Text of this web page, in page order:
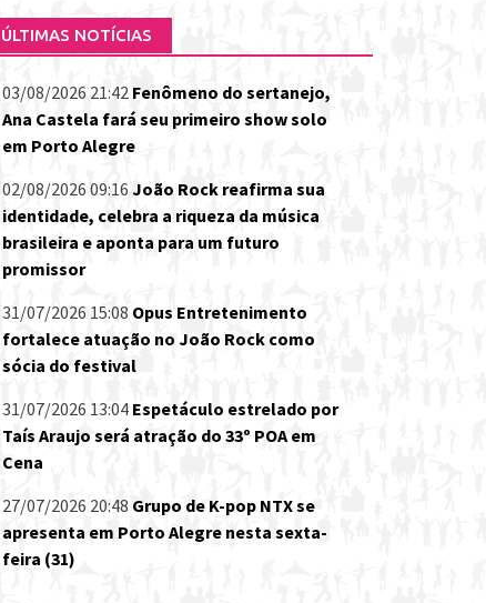
ÚLTIMAS NOTÍCIAS
03/08/2026 21:42 Fenômeno do sertanejo,
Ana Castela fará seu primeiro show solo
em Porto Alegre
02/08/2026 09:16 João Rock reafirma sua
identidade, celebra a riqueza da música
brasileira e aponta para um futuro
promissor
31/07/2026 15:08 Opus Entretenimento
fortalece atuação no João Rock como
sócia do festival
31/07/2026 13:04 Espetáculo estrelado por
Taís Araujo será atração do 33º POA em
Cena
27/07/2026 20:48 Grupo de K-pop NTX se
apresenta em Porto Alegre nesta sexta-
feira (31)